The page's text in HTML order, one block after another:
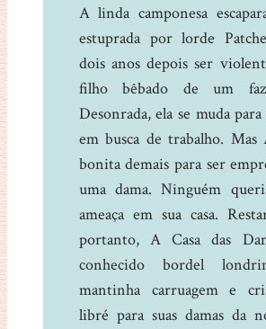
A linda camponesa
estuprada por lorde
dois anos depois ser
filho bêbado de um
Desonrada, ela se muda
em busca de trabalho. Mas
bonita demais para ser
uma dama. Ninguém
ameaça em sua casa.
portanto, A Casa das
conhecido bordel
mantinha carruagem e
libré para suas damas da